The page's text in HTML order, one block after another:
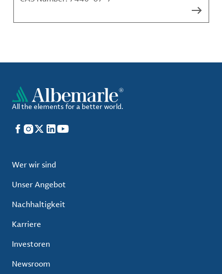
All the elements for a better world.
Facebook
Instagram
X LinkedIn
YouTube
Wer wir sind
Unser Angebot
Nachhaltigkeit
Karriere
Investoren
Newsroom